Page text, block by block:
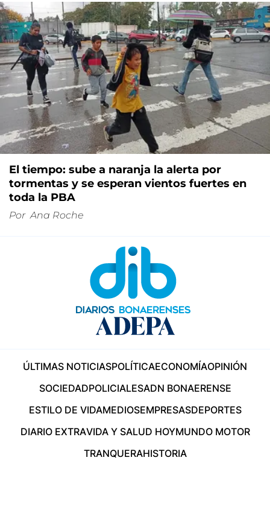
El tiempo: sube a naranja la alerta por
tormentas y se esperan vientos fuertes en
toda la PBA
Por Ana Roche
ÚLTIMAS NOTICIASPOLÍTICAECONOMÍAOPINIÓN
SOCIEDADPOLICIALESADN BONAERENSE
ESTILO DE VIDAMEDIOSEMPRESASDEPORTES
DIARIO EXTRAVIDA Y SALUD HOYMUNDO MOTOR
TRANQUERAHISTORIA